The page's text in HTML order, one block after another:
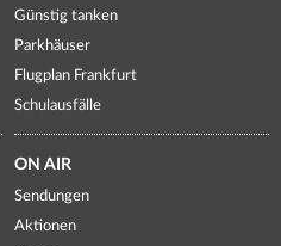
Günstig tanken
Parkhäuser
Flugplan Frankfurt
Schulausfälle
ON AIR
Sendungen
Aktionen